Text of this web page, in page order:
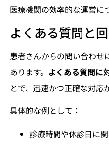
医療機関の効率的な運営に
よくある質問と
患者さんからの問い合わせ
あります。 よくある質問に
とで、迅速かつ正確な対応
具体的な例として：
診療時間や休診日に